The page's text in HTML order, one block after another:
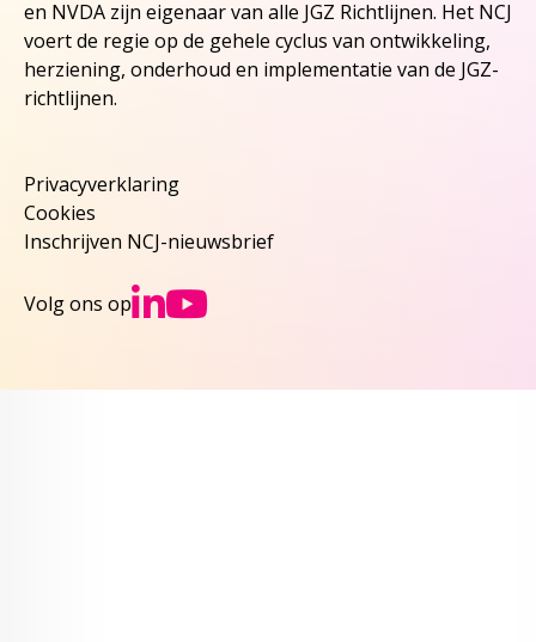
en NVDA zijn eigenaar van alle JGZ Richtlijnen. Het NCJ
voert de regie op de gehele cyclus van ontwikkeling,
herziening, onderhoud en implementatie van de JGZ-
richtlijnen.
Privacyverklaring
Cookies
Inschrijven NCJ-nieuwsbrief
Volg ons op Ga naar NCJs